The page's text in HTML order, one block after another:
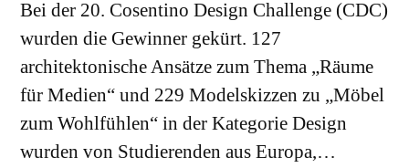
Bei der 20. Cosentino Design Challenge (CDC)
wurden die Gewinner gekürt. 127
architektonische Ansätze zum Thema „Räume
für Medien“ und 229 Modelskizzen zu „Möbel
zum Wohlfühlen“ in der Kategorie Design
wurden von Studierenden aus Europa,…